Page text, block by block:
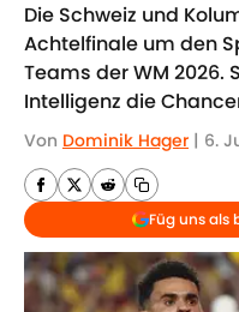
Die Schweiz und
Achtelfinale um den
Teams der WM 2026.
Intelligenz die
Von Dominik Hager | 6.
Füg uns als